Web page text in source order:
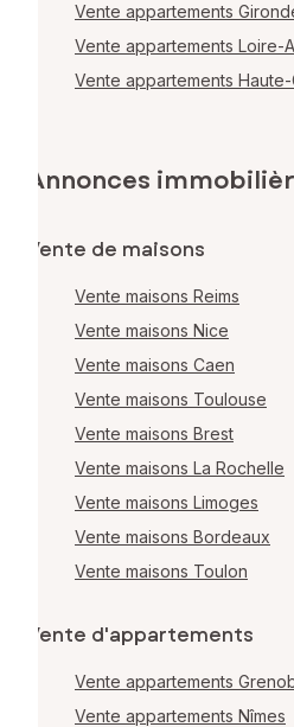
Vente appartements
Vente appartements Loire-
Vente appartements Haute-
Annonces
Vente de maisons
Vente maisons Reims
Vente maisons Nice
Vente maisons Caen
Vente maisons Toulouse
Vente maisons Brest
Vente maisons La Rochelle
Vente maisons Limoges
Vente maisons Bordeaux
Vente maisons Toulon
Vente d'appartements
Vente appartements
Vente appartements Nîmes